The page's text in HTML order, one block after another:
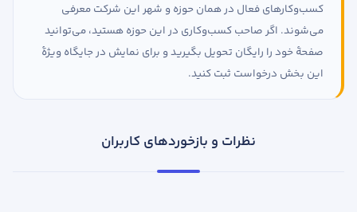
کسب‌وکارهای فعال در همان حوزه و شهر این شرکت معرفی
می‌شوند. اگر صاحب کسب‌وکاری در این حوزه هستید، می‌توانید
صفحهٔ خود را رایگان تحویل بگیرید و برای نمایش در جایگاه ویژهٔ
این بخش درخواست ثبت کنید.
نظرات و بازخوردهای کاربران